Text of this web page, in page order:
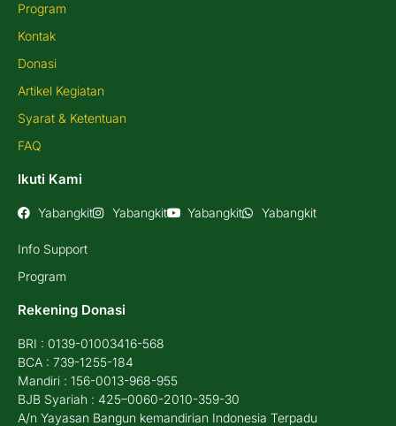
Program
Kontak
Donasi
Artikel Kegiatan
Syarat & Ketentuan
FAQ
Ikuti Kami
Yabangkit Yabangkit Yabangkit Yabangkit
Info Support
Program
Rekening Donasi
BRI : 0139-01003416-568
BCA : 739-1255-184
Mandiri : 156-0013-968-955
BJB Syariah : 425–0060-2010-359-30
A/n Yayasan Bangun kemandirian Indonesia Terpadu